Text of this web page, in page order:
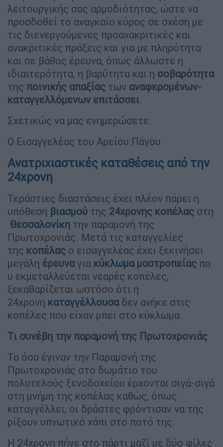
λειτουργικής σας αρμοδιότητας, ώστε να
προσδοθεί το αναγκαίο κύρος σε σχέση με
τις διενεργούμενες προανακριτικές και
ανακριτικές πράξεις και για με πληρότητα
και σε βάθος έρευνα, όπως άλλωστε η
ιδιαιτερότητα, η βαρύτητα και η σοβαρότητα
της ποινικής απαξίας των αναφερομένων-
καταγγελλόμενων επιτάσσει.
Σχετικώς να μας ενημερώσετε.
Ο Εισαγγελέας του Αρείου Πάγου
Ανατριχιαστικές καταθέσεις από την
24χρονη
Τεράστιες διαστάσεις έχει πλέον πάρει η
υπόθεση βιασμού της 24χρονης κοπέλας στη
Θεσσαλονίκη την παραμονή της
Πρωτοχρονιάς. Μετά τις καταγγελίες
της κοπέλας ο εισαγγελέας έχει ξεκινήσει
μεγάλη έρευναγια κύκλωμα μαστροπείας πο
υ εκμεταλλεύεται νεαρές κοπέλες,
ξεκαθαρίζεται ωστόσο ότι η
24χρονη καταγγέλλουσα δεν ανήκε στις
κοπέλες που είχαν μπει στο κύκλωμα.
Τι συνέβη την παραμονή της Πρωτοχρονιάς
Τα όσα έγιναν την Παραμονή της
Πρωτοχρονιάς στο δωμάτιο του
πολυτελούς ξενοδοχείου έρχονται σιγά-σιγά
στη μνήμη της κοπέλας καθώς, όπως
καταγγέλλει, οι δράστες φρόντισαν να της
ρίξουν υπνωτικό χάπι στο ποτό της.
Η 24χρονη πήγε στο πάρτι μαζί με δύο φίλες